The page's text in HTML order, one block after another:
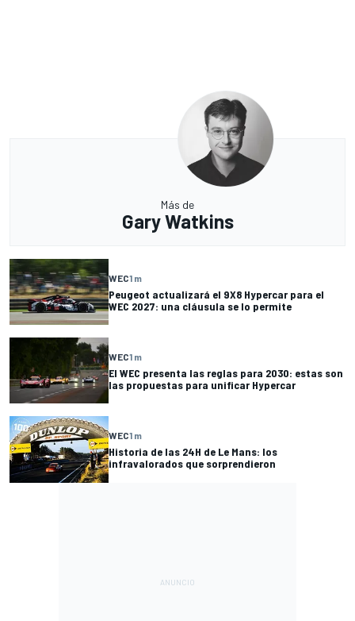
Más de
Gary Watkins
WEC1 m
Peugeot actualizará el 9X8 Hypercar para el
WEC 2027: una cláusula se lo permite
WEC1 m
El WEC presenta las reglas para 2030: estas son
las propuestas para unificar Hypercar
WEC1 m
Historia de las 24H de Le Mans: los
infravalorados que sorprendieron